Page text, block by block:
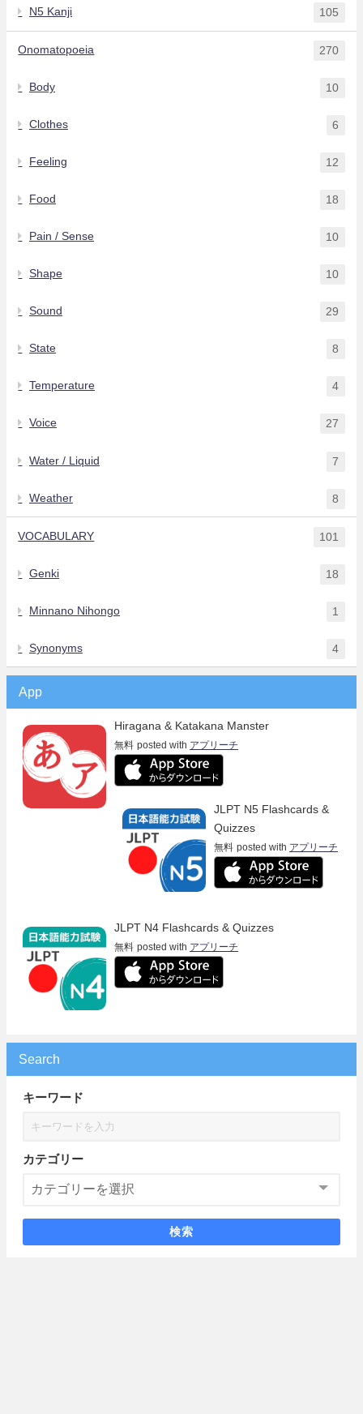
N5 Kanji 105
Onomatopoeia 270
Body 10
Clothes 6
Feeling 12
Food 18
Pain / Sense 10
Shape 10
Sound 29
State 8
Temperature 4
Voice 27
Water / Liquid 7
Weather 8
VOCABULARY 101
Genki 18
Minnano Nihongo 1
Synonyms 4
App
Hiragana & Katakana Manster
無料 posted with アプリーチ
JLPT N5 Flashcards &
Quizzes
無料 posted with アプリーチ
JLPT N4 Flashcards & Quizzes
無料 posted with アプリーチ
Search
キーワード
カテゴリー
検索